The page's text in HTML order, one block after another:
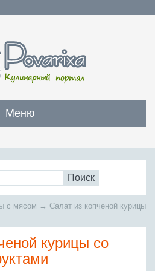
Меню
Поиск
с мясом → Салат из копченой курицы
курицы со